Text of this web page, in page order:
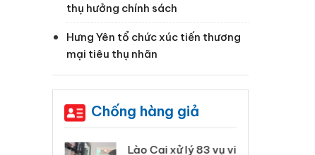
thụ hưởng chính sách
Hưng Yên tổ chức xúc tiến thương
mại tiêu thụ nhãn
Chống hàng giả
Hóa
Lào Cai xử lý 83 vụ vi